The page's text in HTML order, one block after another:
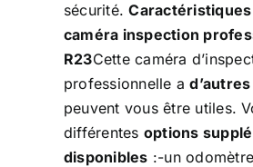
sécurité.
caméra inspection
R23Cette caméra
professionnelle a
peuvent vous être utiles.
différentes options
disponibles :-un